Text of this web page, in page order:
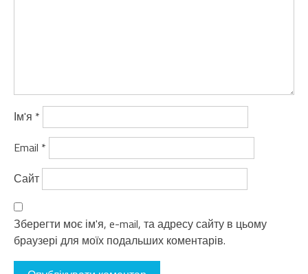
Ім'я *
Email *
Сайт
Зберегти моє ім'я, e-mail, та адресу сайту в цьому
браузері для моїх подальших коментарів.